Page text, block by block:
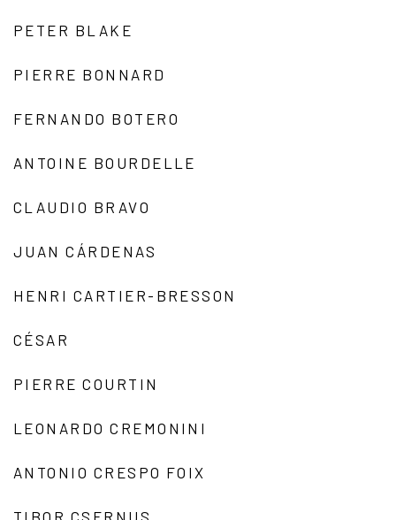
PETER BLAKE
PIERRE BONNARD
FERNANDO BOTERO
ANTOINE BOURDELLE
CLAUDIO BRAVO
JUAN CÁRDENAS
HENRI CARTIER-BRESSON
CÉSAR
PIERRE COURTIN
LEONARDO CREMONINI
ANTONIO CRESPO FOIX
TIBOR CSERNUS